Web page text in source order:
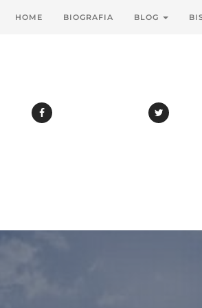
HOME BIOGRAFIA BLOG